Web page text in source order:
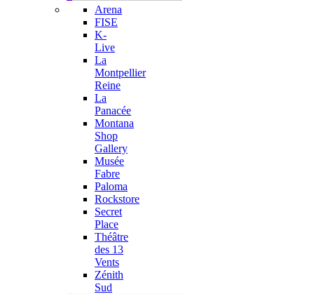
Arena
FISE
K-
Live
La
Montpellier
Reine
La
Panacée
Montana
Shop
Gallery
Musée
Fabre
Paloma
Rockstore
Secret
Place
Théâtre
des 13
Vents
Zénith
Sud